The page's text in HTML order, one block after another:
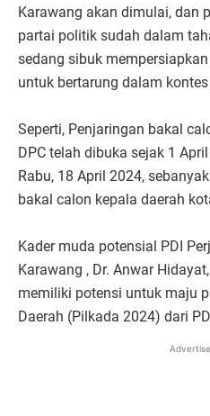
Karawang akan dimulai, dan
partai politik sudah dalam
sedang sibuk
untuk bertarung dalam
Seperti, Penjaringan bakal
DPC telah dibuka sejak 1
Rabu, 18 April 2024,
bakal calon kepala daerah
Kader muda potensial PDI
Karawang , Dr. Anwar
memiliki potensi untuk maju
Daerah (Pilkada 2024) dari